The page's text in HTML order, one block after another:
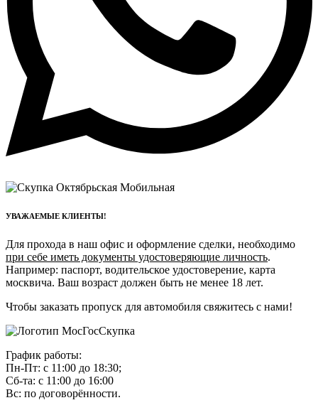
УВАЖАЕМЫЕ КЛИЕНТЫ!
Для прохода в наш офис и оформление сделки, необходимо
при себе иметь документы удостоверяющие личность.
Например: паспорт, водительское удостоверение, карта
москвича. Ваш возраст должен быть не менее 18 лет.
Чтобы заказать пропуск для автомобиля свяжитесь с нами!
График работы:
Пн-Пт: с 11:00 до 18:30;
Сб-та: с 11:00 до 16:00
Вс: по договорённости.